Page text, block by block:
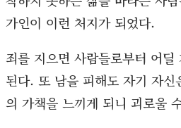
가인이 이런 처지가 되었다.
죄를 지으면 사람들로부터 어
된다. 또 남을 피해도 자기 자
의 가책을 느끼게 되니 괴로울